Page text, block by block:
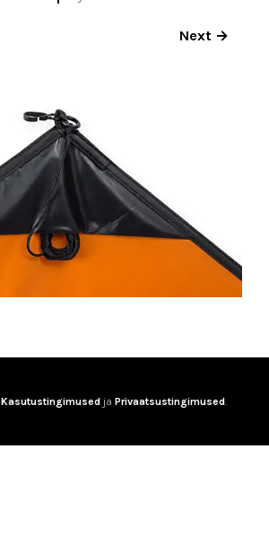
Next →
Kasutustingimusedja Privaatsustingimused.